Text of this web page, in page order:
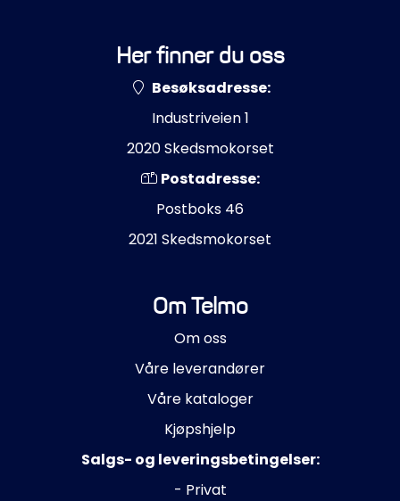
Her finner du oss
Besøksadresse:
Industriveien 1
2020 Skedsmokorset
Postadresse:
Postboks 46
2021 Skedsmokorset
Om Telmo
Om oss
Våre leverandører
Våre kataloger
Kjøpshjelp
Salgs- og leveringsbetingelser:
- Privat